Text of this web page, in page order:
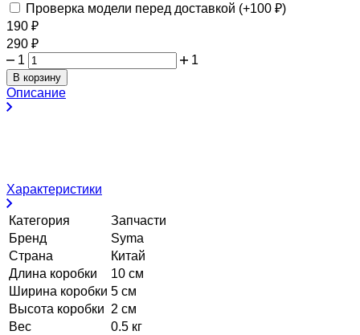
Проверка модели перед доставкой (+100 ₽)
190 ₽
290 ₽
1
1
В корзину
Описание
Характеристики
Категория
Запчасти
Бренд
Syma
Страна
Китай
Длина коробки
10 см
Ширина коробки 5 см
Высота коробки 2 см
Вес
0.5 кг